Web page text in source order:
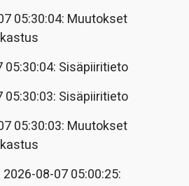
05:30:04: Muutokset
05:30:04: Sisäpiiritieto
05:30:03: Sisäpiiritieto
05:30:03: Muutokset
2026-08-07 05:00:25: